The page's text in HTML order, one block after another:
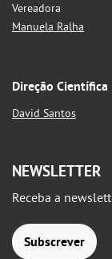
Vereadora
Manuela Ralha
Direção Científica
David Santos
NEWSLETTER
Receba a
Subscrever